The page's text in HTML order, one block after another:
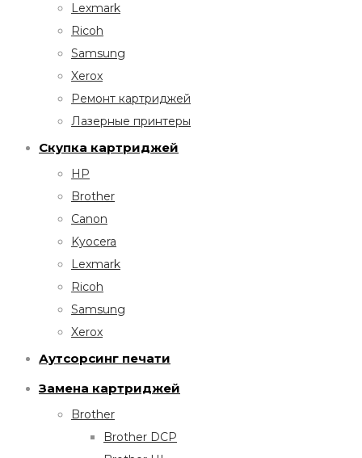
Lexmark
Ricoh
Samsung
Xerox
Ремонт картриджей
Лазерные принтеры
Скупка картриджей
HP
Brother
Canon
Kyocera
Lexmark
Ricoh
Samsung
Xerox
Аутсорсинг печати
Замена картриджей
Brother
Brother DCP